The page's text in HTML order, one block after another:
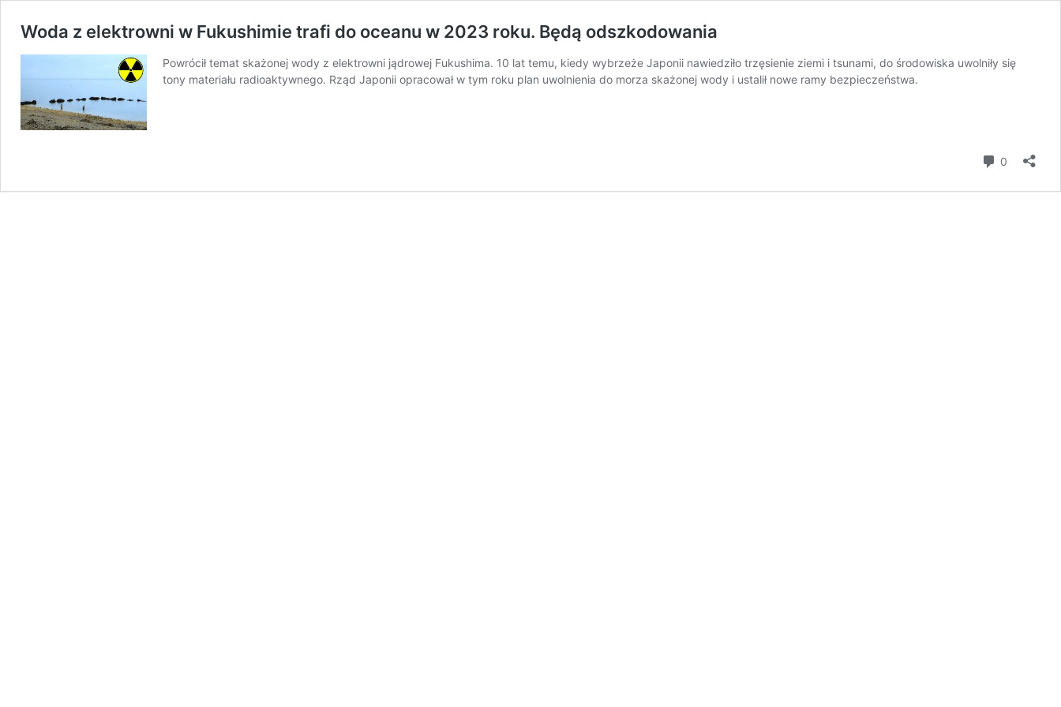
Woda z elektrowni w Fukushimie trafi do oceanu w 2023 roku. Będą odszkodowania
Powrócił temat skażonej wody z elektrowni jądrowej Fukushima. 10 lat temu, kiedy wybrzeże Japonii nawiedziło trzęsienie ziemi i tsunami, do środowiska uwolniły się
tony materiału radioaktywnego. Rząd Japonii opracował w tym roku plan uwolnienia do morza skażonej wody i ustalił nowe ramy bezpieczeństwa.
0